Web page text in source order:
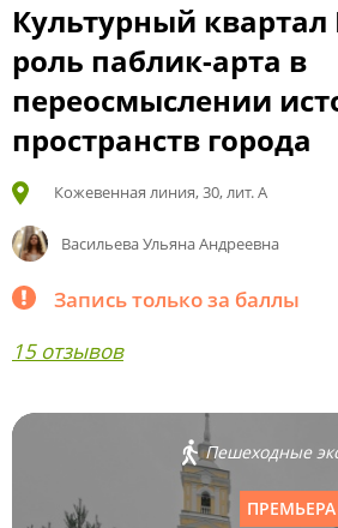
Культурный
роль паблик-арта в
переосмыслении
пространств города
Кожевенная линия, 30, лит. А
Васильева Ульяна Андреевна
Запись только за баллы
15 отзывов
Пешеходные
ПРЕМЬЕРА